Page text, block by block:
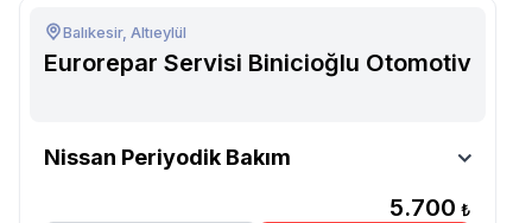
Balıkesir, Altıeylül
Eurorepar Servisi Binicioğlu Otomotiv
Otomotiv
Nissan Periyodik Bakım
5.700 ₺